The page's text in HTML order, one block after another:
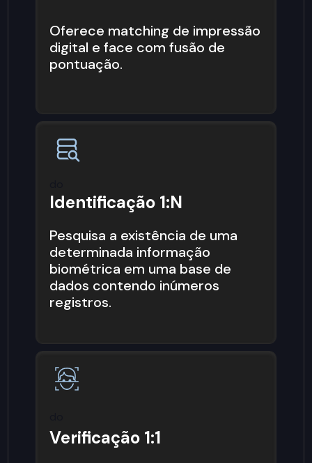
Oferece matching de impressão
digital e face com fusão de
pontuação.
Identificação 1:N
Pesquisa a existência de uma
determinada informação
biométrica em uma base de
dados contendo inúmeros
registros.
Verificação 1:1